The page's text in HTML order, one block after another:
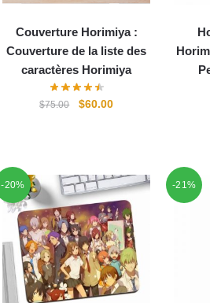
Couverture Horimiya :
Couverture de la liste des
caractères Horimiya
$75.00
Le
$75.00.
$60.00Le
$60.00.
-20% -21%